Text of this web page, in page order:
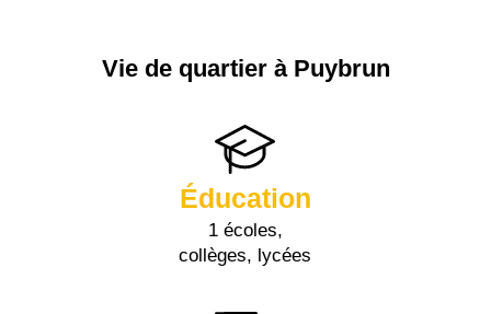
Vie de quartier à Puybrun
Éducation
1 écoles,
collèges, lycées